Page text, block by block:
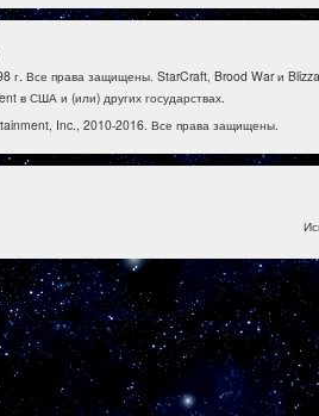
г. Все права защищены. StarCraft, Brood War и
в США и (или) других государствах.
Inc., 2010-2016. Все права защищены.